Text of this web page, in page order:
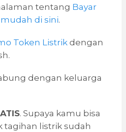
tentang Bayar
di sini.
Token Listrikdengan
dengan keluarga
. Supaya kamu bisa
listrik sudah